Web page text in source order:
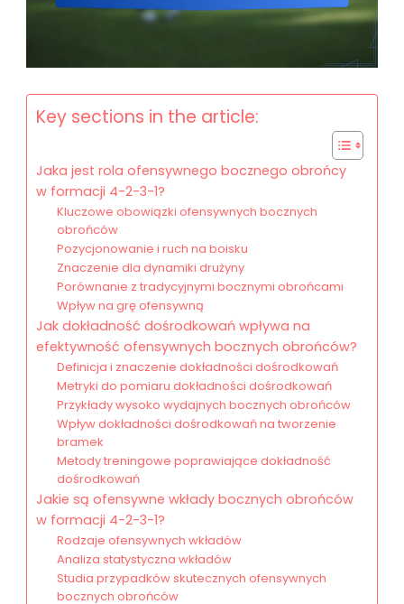
Key sections in the article:
Jaka jest rola ofensywnego bocznego obrońcy
w formacji 4-2-3-1?
Kluczowe obowiązki ofensywnych bocznych
obrońców
Pozycjonowanie i ruch na boisku
Znaczenie dla dynamiki drużyny
Porównanie z tradycyjnymi bocznymi obrońcami
Wpływ na grę ofensywną
Jak dokładność dośrodkowań wpływa na
efektywność ofensywnych bocznych obrońców?
Definicja i znaczenie dokładności dośrodkowań
Metryki do pomiaru dokładności dośrodkowań
Przykłady wysoko wydajnych bocznych obrońców
Wpływ dokładności dośrodkowań na tworzenie
bramek
Metody treningowe poprawiające dokładność
dośrodkowań
Jakie są ofensywne wkłady bocznych obrońców
w formacji 4-2-3-1?
Rodzaje ofensywnych wkładów
Analiza statystyczna wkładów
Studia przypadków skutecznych ofensywnych
bocznych obrońców